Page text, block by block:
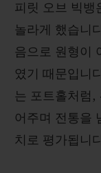
피릿 오브 빅뱅
놀라게 했습니
음으로 원형이
였기 때문입니
는 포트홀처럼,
어주며 전통을
치로 평가됩니